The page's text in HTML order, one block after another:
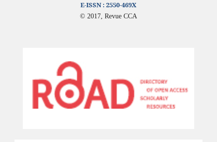
E-ISSN : 2550-469X
© 2017, Revue CCA